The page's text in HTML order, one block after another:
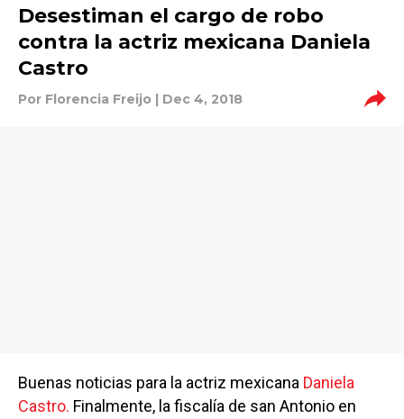
Desestiman el cargo de robo
contra la actriz mexicana Daniela
Castro
Por Florencia Freijo | Dec 4, 2018
Buenas noticias para la actriz mexicana Daniela
Castro. Finalmente, la fiscalía de san Antonio en